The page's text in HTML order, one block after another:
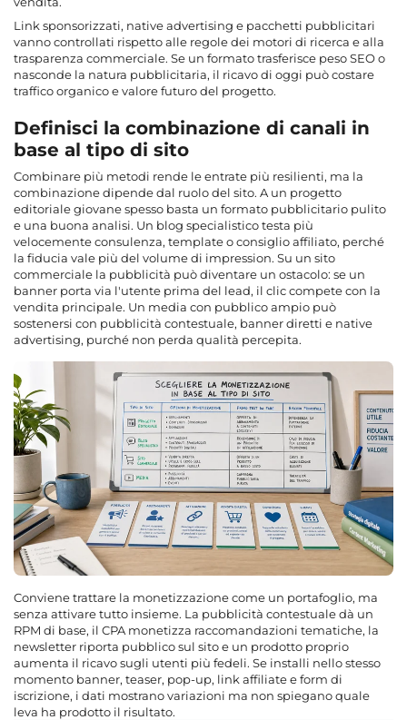
Link sponsorizzati, native advertising e pacchetti pubblicitari
vanno controllati rispetto alle regole dei motori di ricerca e alla
trasparenza commerciale. Se un formato trasferisce peso SEO o
nasconde la natura pubblicitaria, il ricavo di oggi può costare
traffico organico e valore futuro del progetto.
Definisci la combinazione di canali in
base al tipo di sito
Combinare più metodi rende le entrate più resilienti, ma la
combinazione dipende dal ruolo del sito. A un progetto
editoriale giovane spesso basta un formato pubblicitario pulito
e una buona analisi. Un blog specialistico testa più
velocemente consulenza, template o consiglio affiliato, perché
la fiducia vale più del volume di impression. Su un sito
commerciale la pubblicità può diventare un ostacolo: se un
banner porta via l'utente prima del lead, il clic compete con la
vendita principale. Un media con pubblico ampio può
sostenersi con pubblicità contestuale, banner diretti e native
advertising, purché non perda qualità percepita.
Conviene trattare la monetizzazione come un portafoglio, ma
senza attivare tutto insieme. La pubblicità contestuale dà un
RPM di base, il CPA monetizza raccomandazioni tematiche, la
newsletter riporta pubblico sul sito e un prodotto proprio
aumenta il ricavo sugli utenti più fedeli. Se installi nello stesso
momento banner, teaser, pop-up, link affiliate e form di
iscrizione, i dati mostrano variazioni ma non spiegano quale
leva ha prodotto il risultato.